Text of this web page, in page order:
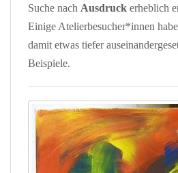
Suche nach Ausdruck erheblich
Einige Atelierbesucher*innen
damit etwas tiefer
Beispiele.